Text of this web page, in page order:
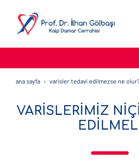
ana sayfa vari̇sler tedavi̇ edi̇lmezse ne
VARİSLERİMİZ